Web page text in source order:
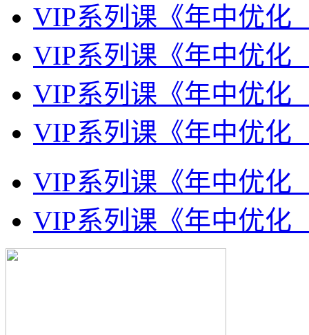
VIP系列课《年中优化
VIP系列课《年中优化
VIP系列课《年中优化
VIP系列课《年中优化
VIP系列课《年中优化
VIP系列课《年中优化